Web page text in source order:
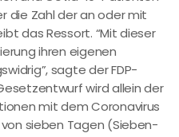
die Zahl der an oder mit
das Ressort. “Mit dieser
ihren eigenen
sagte der FDP-
wird allein der
mit dem Coronavirus
von sieben Tagen (Sieben-